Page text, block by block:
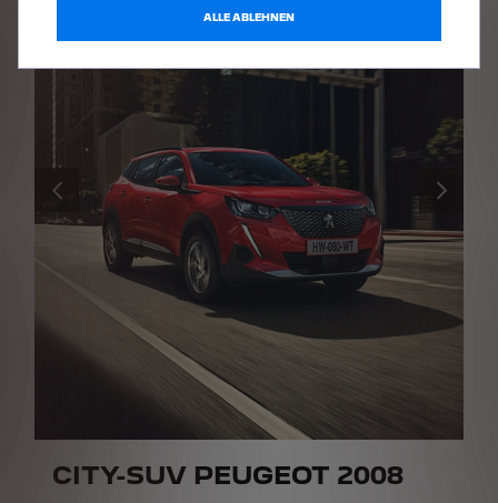
ZURÜCK
CITY-SUV PEUGEOT 2008
WEITER
ALLE ABLEHNEN